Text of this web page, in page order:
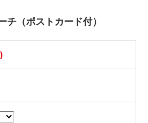
チ（ポストカード付）